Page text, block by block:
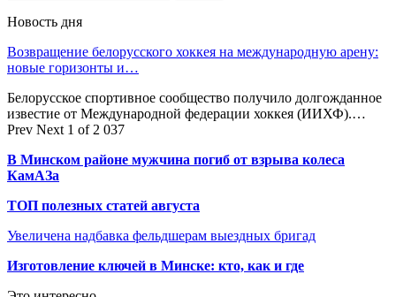
Новость дня
Возвращение белорусского хоккея на международную арену:
новые горизонты и…
Белорусское спортивное сообщество получило долгожданное
известие от Международной федерации хоккея (ИИХФ).…
Prev Next 1 of 2 037
В Минском районе мужчина погиб от взрыва колеса
КамАЗа
ТОП полезных статей августа
Увеличена надбавка фельдшерам выездных бригад
Изготовление ключей в Минске: кто, как и где